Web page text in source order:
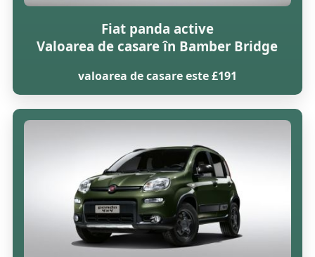
Fiat panda active
Valoarea de casare în Bamber Bridge
valoarea de casare este £191